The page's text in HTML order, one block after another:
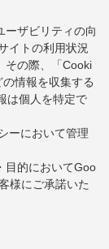
ーザビリティの向
イトの利用状況
その際、「Cooki
情報を収集する
は個人を特定で
ーにおいて管理
目的においてGoo
様にご承諾いた